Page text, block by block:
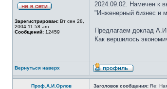
Зарегистрирован: Вт сен 28,
2004 11:58 am
Сообщений: 12459
2024.09.02. Намечен к
"Инженерный бизнес и
Предлагаем доклад
Как вершилось
Вернуться наверх
Проф.А.И.Орлов Заголовок сообщения: Re: